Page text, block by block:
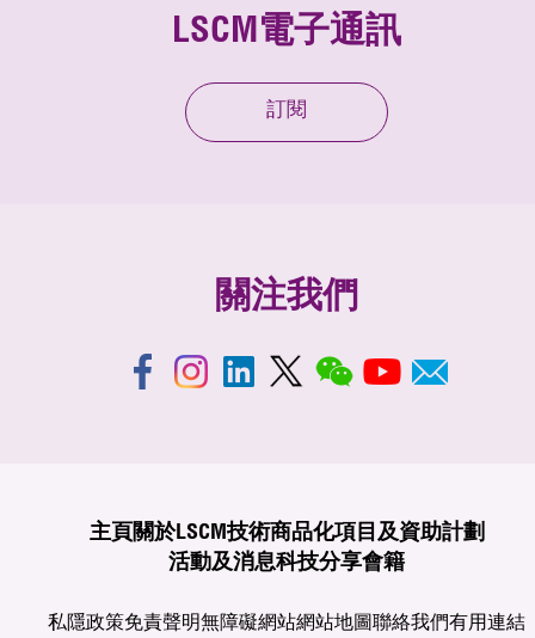
LSCM電子通訊
訂閱
關注我們
主頁 關於LSCM技術商品化項目及資助計劃
活動及消息科技分享會籍
私隱政策免責聲明無障礙網站網站地圖聯絡我們有用連結